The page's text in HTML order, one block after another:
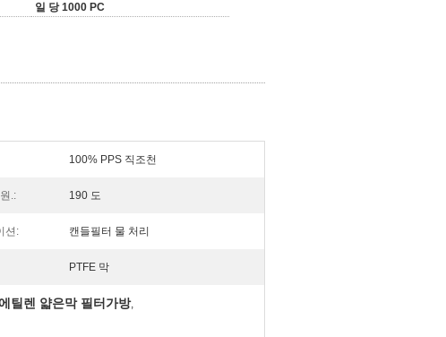
일 당 1000 PC
100% PPS 직조천
.: 190 도
션: 캔들필터 물 처리
PTFE 막
틸렌 얇은막 필터가방,